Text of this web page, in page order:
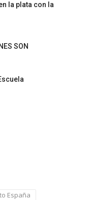
la plata con la
SON
España